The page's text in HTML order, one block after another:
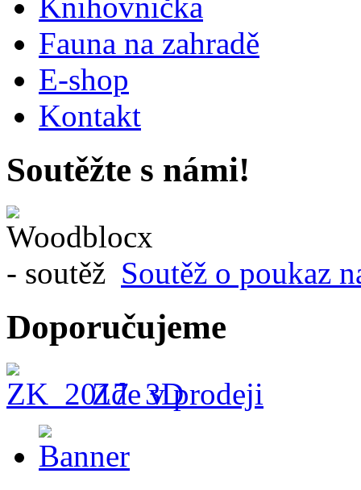
Knihovnička
Fauna na zahradě
E-shop
Kontakt
Soutěžte s námi!
Soutěž o poukaz
Doporučujeme
Zde v prodeji